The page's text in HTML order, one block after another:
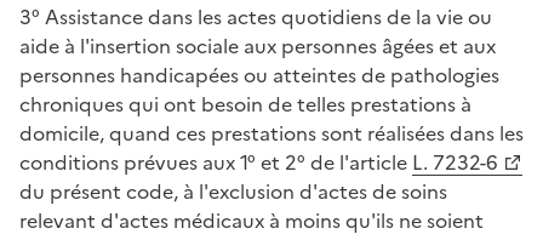
3° Assistance dans les actes quotidiens de la vie ou
aide à l'insertion sociale aux personnes âgées et aux
personnes handicapées ou atteintes de pathologies
chroniques qui ont besoin de telles prestations à
domicile, quand ces prestations sont réalisées dans les
conditions prévues aux 1° et 2° de l'article L. 7232-6
du présent code, à l'exclusion d'actes de soins
relevant d'actes médicaux à moins qu'ils ne soient